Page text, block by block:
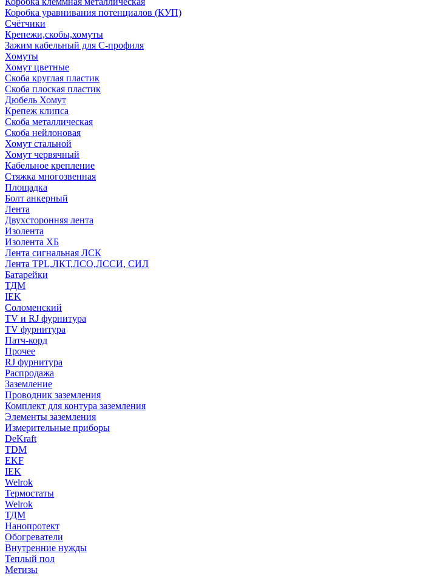
Коробка уравнивания потенциалов (КУП)
Счётчики
Крепежи,скобы,хомуты
Зажим кабельный для С-профиля
Хомуты
Хомут цветные
Скоба круглая пластик
Скоба плоская пластик
Дюбель Хомут
Крепеж клипса
Скоба металлическая
Скоба нейлоновая
Хомут стальной
Хомут червячный
Кабельное крепление
Стяжка многозвенная
Площадка
Болт анкерный
Лента
Двухсторонняя лента
Изолента
Изолента ХБ
Лента сигнальная ЛСК
Лента TPL,ЛКТ,ЛСО,ЛССИ, СИЛ
Батарейки
ТДМ
IEK
Соломенский
TV и RJ фурнитура
TV фурнитура
Патч-корд
Прочее
RJ фурнитура
Распродажа
Заземление
Проводник заземления
Комплект для контура заземления
Элементы заземления
Измерительные приборы
DeKraft
TDM
EKF
IEK
Welrok
Термостаты
Welrok
ТДМ
Нанопротект
Обогреватели
Внутренние нужды
Теплый пол
Метизы